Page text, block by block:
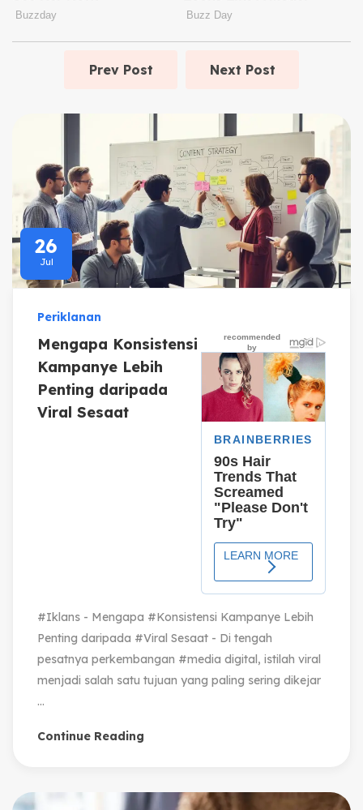
Prev Post Next Post
26
Jul
Periklanan
Mengapa Konsistensi
Kampanye Lebih
Penting daripada
Viral Sesaat
#Iklans - Mengapa #Konsistensi Kampanye Lebih
Penting daripada #Viral Sesaat - Di tengah
pesatnya perkembangan #media digital, istilah viral
menjadi salah satu tujuan yang paling sering dikejar
...
Continue Reading